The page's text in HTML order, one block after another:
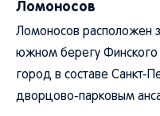
Ломоносов
Ломоносов расположен
южном берегу Финского
город в составе Санкт-
дворцово-парковым